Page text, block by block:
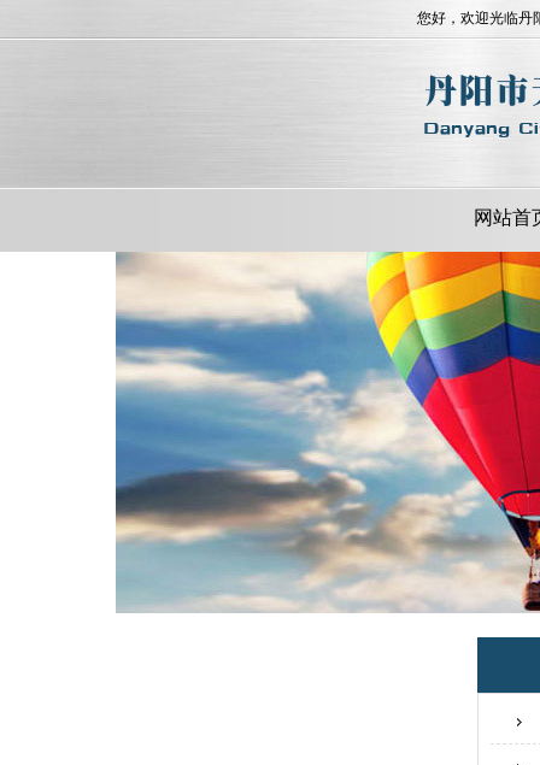
您好，欢迎光临
网站首